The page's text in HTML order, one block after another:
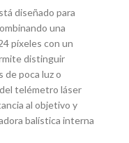
diseñado para
una
píxeles con un
distinguir
de poca luz o
telémetro láser
al objetivo y
balística interna